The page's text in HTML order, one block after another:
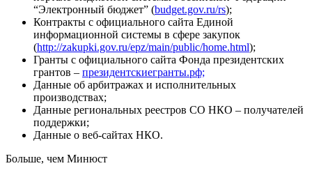
“Электронный бюджет” (budget.gov.ru/rs);
Контракты с официального сайта Единой
информационной системы в сфере закупок
(http://zakupki.gov.ru/epz/main/public/home.html);
Гранты с официального сайта Фонда президентских
грантов – президентскиегранты.рф;
Данные об арбитражах и исполнительных
производствах;
Данные региональных реестров СО НКО – получателей
поддержки;
Данные о веб-сайтах НКО.
Больше, чем Минюст